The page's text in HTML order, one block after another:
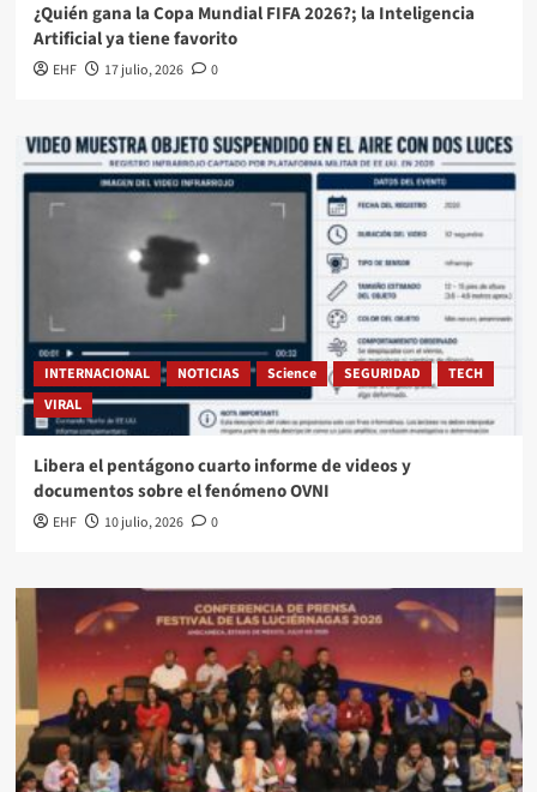
¿Quién gana la Copa Mundial FIFA 2026?; la Inteligencia
Artificial ya tiene favorito
EHF 17 julio, 2026 0
INTERNACIONAL NOTICIAS Science SEGURIDAD
TECH
VIRAL
Libera el pentágono cuarto informe de videos y
documentos sobre el fenómeno OVNI
EHF 10 julio, 2026 0